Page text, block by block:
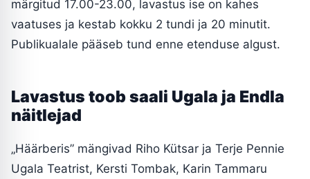
märgitud 17.00-23.00, lavastus ise on kahes
vaatuses ja kestab kokku 2 tundi ja 20 minutit.
Publikualale pääseb tund enne etenduse algust.
Lavastus toob saali Ugala ja Endla
näitlejad
„Häärberis” mängivad Riho Kütsar ja Terje Pennie
Ugala Teatrist, Kersti Tombak, Karin Tammaru